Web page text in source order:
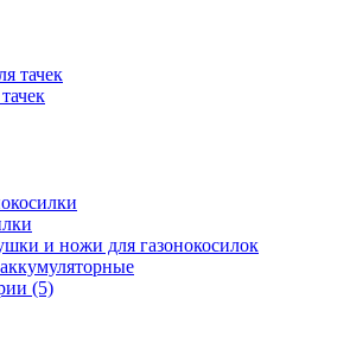
тачек
и ножи для газонокосилок
(5)